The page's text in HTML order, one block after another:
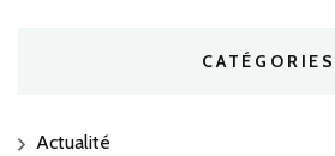
CATÉGORIES
Actualité